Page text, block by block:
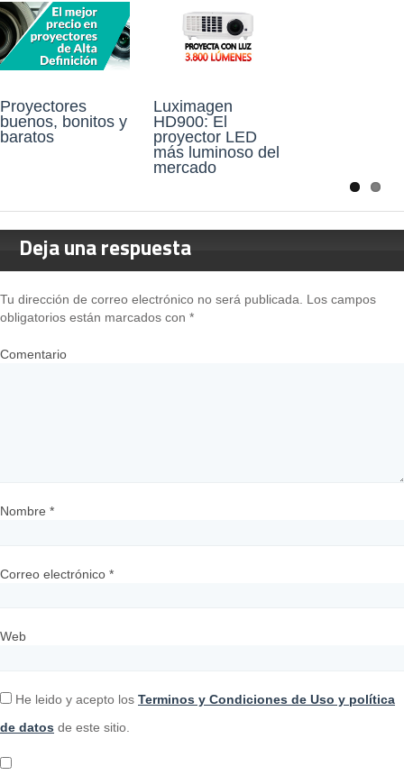
Proyectores
buenos, bonitos y
baratos
Luximagen
HD900: El
proyector LED
más luminoso del
mercado
Deja una respuesta
Tu dirección de correo electrónico no será publicada. Los campos
obligatorios están marcados con *
Comentario
Nombre *
Correo electrónico *
Web
He leido y acepto los Terminos y Condiciones de Uso y política
de datos de este sitio.